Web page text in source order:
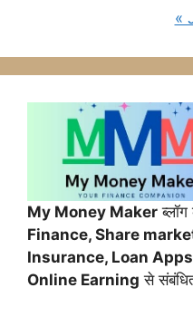
«
My Money Maker
Finance, Share
Insurance, Loan
Online Earning से